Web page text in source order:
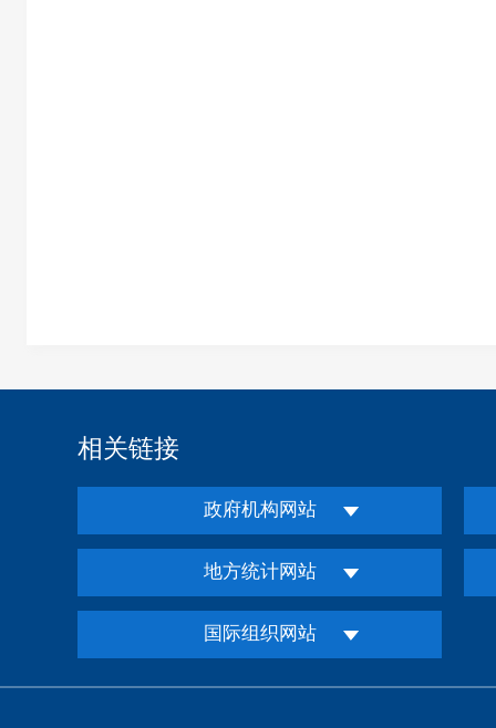
相关链接
政府机构网站
地方统计网站
国际组织网站